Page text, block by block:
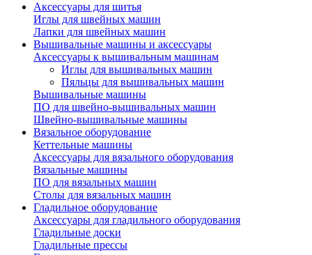
Аксессуары для шитья
Иглы для швейных машин
Лапки для швейных машин
Вышивальные машины и аксессуары
Аксессуары к вышивальным машинам
Иглы для вышивальных машин
Пяльцы для вышивальных машин
Вышивальные машины
ПО для швейно-вышивальных машин
Швейно-вышивальные машины
Вязальное оборудование
Кеттельные машины
Аксессуары для вязального оборудования
Вязальные машины
ПО для вязальных машин
Столы для вязальных машин
Гладильное оборудование
Аксессуары для гладильного оборудования
Гладильные доски
Гладильные прессы